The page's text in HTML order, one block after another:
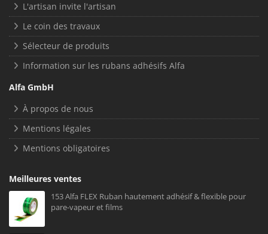
L'artisan invite l'artisan
Le coin des travaux
Sélecteur de produits
Information sur les rubans adhésifs Alfa
Alfa GmbH
À propos de nous
Mentions légales
Mentions obligatoires
Meilleures ventes
153 Alfa FLEX Ruban hautement adhésif & flexible pour
pare-vapeur et films